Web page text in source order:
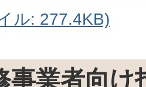
ル: 277.4KB)
事業者向け